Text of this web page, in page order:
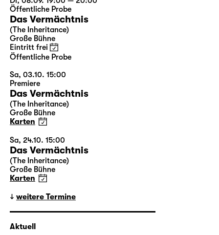
Öffentliche Probe
Das Vermächtnis
(The Inheritance)
Große Bühne
Eintritt frei
Öffentliche Probe
Sa, 03.10. 15:00
Premiere
Das Vermächtnis
(The Inheritance)
Große Bühne
Karten
Sa, 24.10. 15:00
Das Vermächtnis
(The Inheritance)
Große Bühne
Karten
weitere Termine
Aktuell